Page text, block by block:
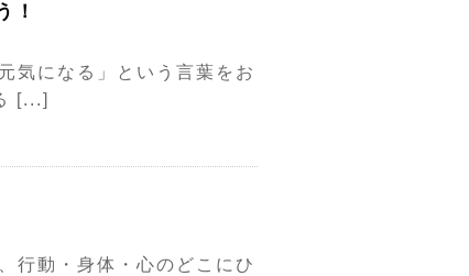
！
気になる」という言葉をお
[...]
行動・身体・心のどこにひ